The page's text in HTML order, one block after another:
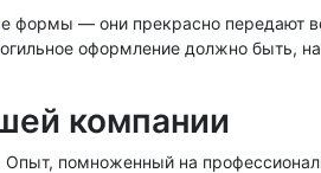
формы — они прекрасно передают
оформление должно быть,
компании
помноженный на